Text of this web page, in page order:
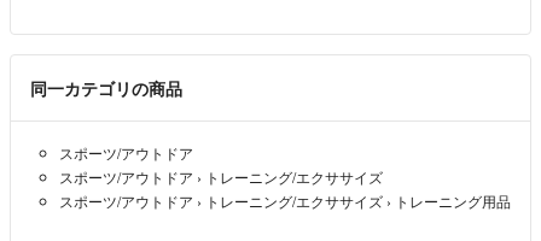
同一カテゴリの商品
スポーツ/アウトドア
スポーツ/アウトドア › トレーニング/エクササイズ
スポーツ/アウトドア › トレーニング/エクササイズ › トレーニング用品